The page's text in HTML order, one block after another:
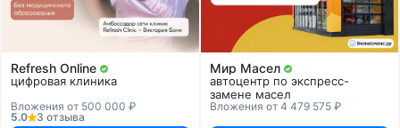
Refresh Online
цифровая клиника
Вложения от 500 000 ₽
5.0
3 отзыва
Мир Масел
автоцентр по экспресс-
замене масел
Вложения от 4 479 575 ₽